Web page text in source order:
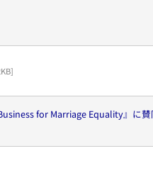
]
for Marriage Equality』に